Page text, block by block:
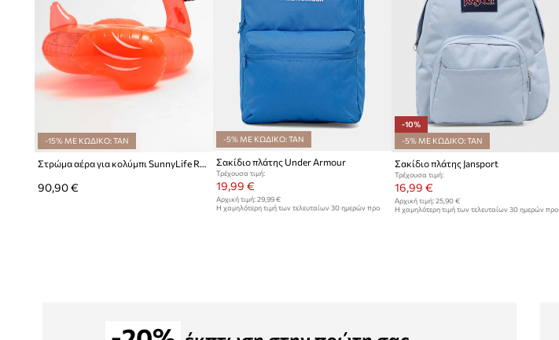
-15% ΜΕ ΚΩΔΙΚΟ: TAN
Στρώμα αέρα για κολύμπι SunnyLife Rosie Watermelon
90,90 €
-5% ΜΕ ΚΩΔΙΚΟ: TAN
Σακίδιο πλάτης Under Armour
Τρέχουσα τιμή:
19,99 €
Αρχική τιμή:29,99 €
Η χαμηλότερη τιμή των τελευταίων 30 ημερών προ
-10%
-5% ΜΕ ΚΩΔΙΚΟ: TAN
Σακίδιο πλάτης Jansport
Τρέχουσα τιμή:
16,99 €
Αρχική τιμή: 25,90 €
Η χαμηλότερη τιμή των τελευταίων 30 ημερών προ